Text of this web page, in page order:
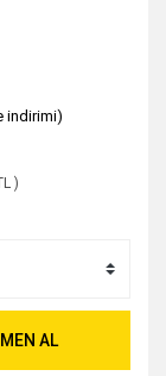
indirimi)
)
AL